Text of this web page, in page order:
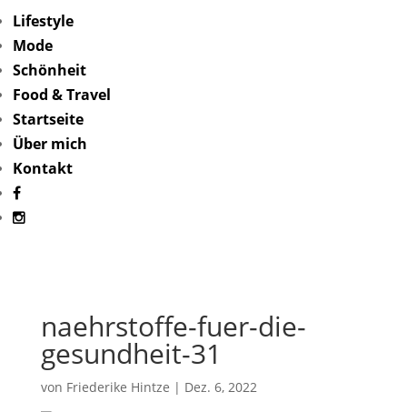
Lifestyle
Mode
Schönheit
Food & Travel
Startseite
Über mich
Kontakt
naehrstoffe-fuer-die-
gesundheit-31
von Friederike Hintze | Dez. 6, 2022